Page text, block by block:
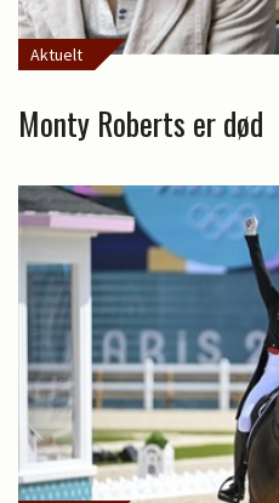
Aktuelt
Monty Roberts er død